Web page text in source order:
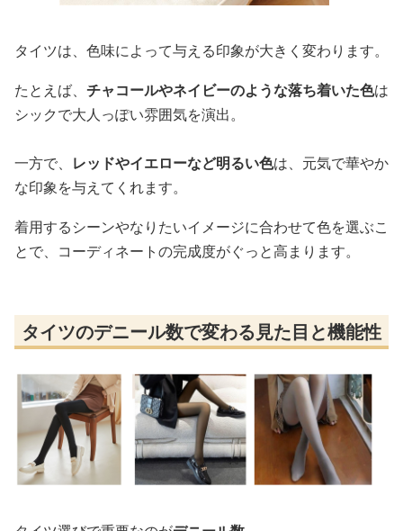
タイツは、色味によって与える印象が大きく変わります。
たとえば、 チャコールやネイビーのような落ち着いた色は
シックで大人っぽい雰囲気を演出。
一方で、 レッドやイエローなど明るい色は、元気で華やか
な印象を与えてくれます。
着用するシーンやなりたいイメージに合わせて色を選ぶこ
とで、コーディネートの完成度がぐっと高まります。
タイツのデニール数で変わる見た目と機能性